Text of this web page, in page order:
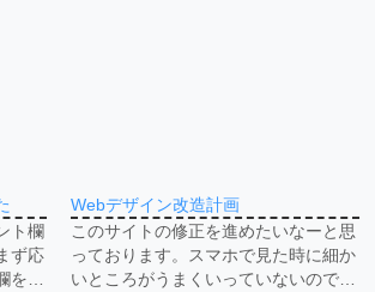
ト欄
ず応
を…
Webデザイン改造計画
このサイトの修正を進めたいなーと思
っております。スマホで見た時に細か
いところがうまくいっていないので…